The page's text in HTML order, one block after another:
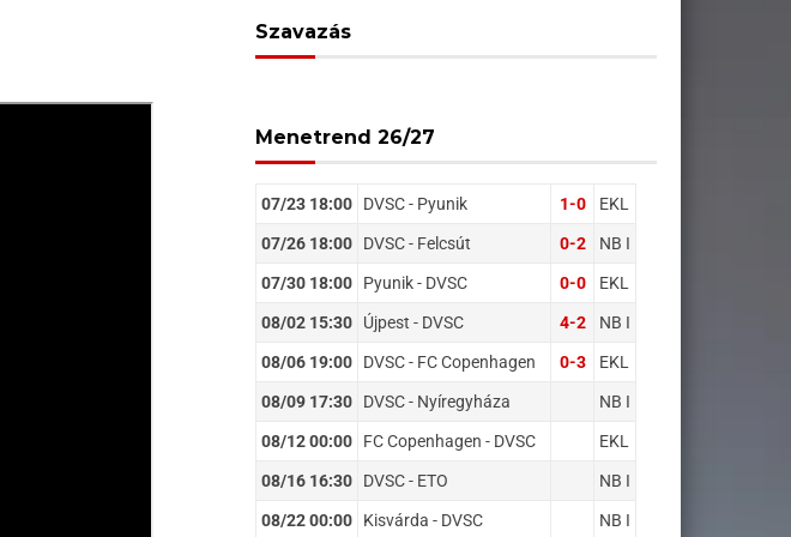
Szavazás
Menetrend 26/27
07/23 18:00 DVSC - Pyunik 1-0 EKL
07/26 18:00 DVSC - Felcsút 0-2 NB I
07/30 18:00 Pyunik - DVSC 0-0 EKL
08/02 15:30 Újpest - DVSC 4-2 NB I
08/06 19:00 DVSC - FC Copenhagen 0-3 EKL
08/09 17:30 DVSC - Nyíregyháza NB I
08/12 00:00 FC Copenhagen - DVSC EKL
08/16 16:30 DVSC - ETO NB I
08/22 00:00 Kisvárda - DVSC NB I